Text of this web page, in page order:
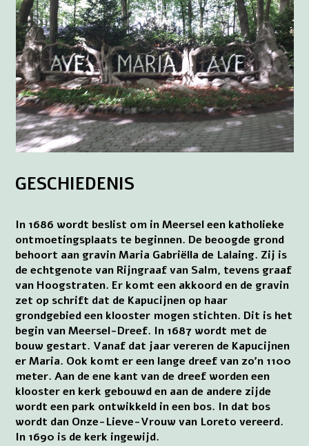
GESCHIEDENIS
In 1686 wordt beslist om in Meersel een katholieke
ontmoetingsplaats te beginnen. De beoogde grond
behoort aan gravin Maria Gabriëlla de Lalaing. Zij is
de echtgenote van Rijngraaf van Salm, tevens graaf
van Hoogstraten. Er komt een akkoord en de gravin
zet op schrift dat de Kapucijnen op haar
grondgebied een klooster mogen stichten. Dit is het
begin van Meersel-Dreef. In 1687 wordt met de
bouw gestart. Vanaf dat jaar vereren de Kapucijnen
er Maria. Ook komt er een lange dreef van zo’n 1100
meter. Aan de ene kant van de dreef worden een
klooster en kerk gebouwd en aan de andere zijde
wordt een park ontwikkeld in een bos. In dat bos
wordt dan Onze-Lieve-Vrouw van Loreto vereerd.
In 1690 is de kerk ingewijd.